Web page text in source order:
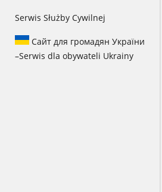
Serwis Służby Cywilnej
Сайт для громадян України
–Serwis dla obywateli Ukrainy